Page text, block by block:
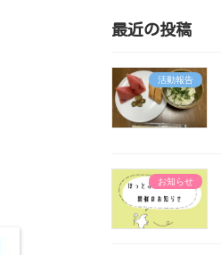
最近の投稿
活動報告
お知らせ